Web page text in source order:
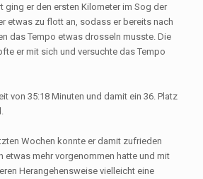
ging er den ersten Kilometer im Sog der
etwas zu flott an, sodass er bereits nach
das Tempo etwas drosseln musste. Die
er mit sich und versuchte das Tempo
von 35:18 Minuten und damit ein 36. Platz
Wochen konnte er damit zufrieden
etwas mehr vorgenommen hatte und mit
Herangehensweise vielleicht eine